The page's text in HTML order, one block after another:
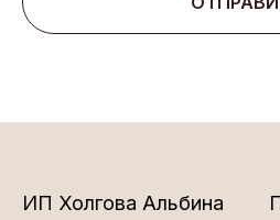
ИП Холгова Альбина